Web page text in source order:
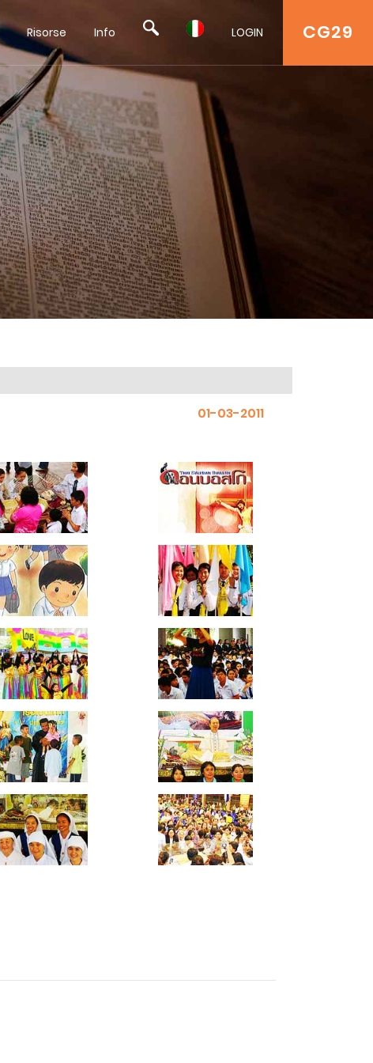
CG29
Risorse Info LOGIN
01-03-2011